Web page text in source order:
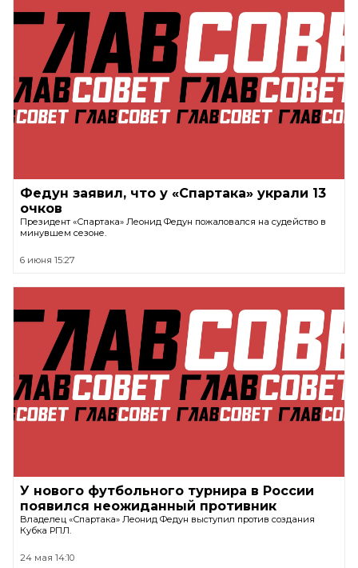
Федун заявил, что у «Спартака» украли 13
очков
Президент «Спартака» Леонид Федун пожаловался на судейство в
минувшем сезоне.
6 июня 15:27
У нового футбольного турнира в России
появился неожиданный противник
Владелец «Спартака» Леонид Федун выступил против создания
Кубка РПЛ.
24 мая 14:10